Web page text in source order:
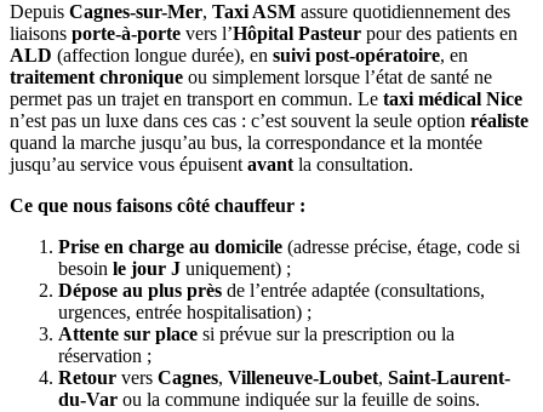
Depuis Cagnes-sur-Mer, Taxi ASM assure quotidiennement des
liaisons porte-à-porte vers l’Hôpital Pasteur pour des patients en
ALD (affection longue durée), en suivi post-opératoire, en
traitement chronique ou simplement lorsque l’état de santé ne
permet pas un trajet en transport en commun. Le taxi médical Nice
n’est pas un luxe dans ces cas : c’est souvent la seule option réaliste
quand la marche jusqu’au bus, la correspondance et la montée
jusqu’au service vous épuisentavantla consultation.
Ce que nous faisons côté chauffeur :
Prise en charge au domicile (adresse précise, étage, code si
besoin le jour J uniquement) ;
Dépose au plus près de l’entrée adaptée (consultations,
urgences, entrée hospitalisation) ;
Attente sur place si prévue sur la prescription ou la
réservation ;
Retour vers Cagnes, Villeneuve-Loubet, Saint-Laurent-
du-Var ou la commune indiquée sur la feuille de soins.